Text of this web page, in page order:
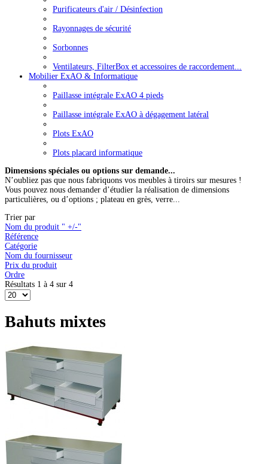
Purificateurs d'air / Désinfection
Rayonnages de sécurité
Sorbonnes
Ventilateurs, FilterBox et accessoires de raccordement...
Mobilier ExAO & Informatique
Paillasse intégrale ExAO 4 pieds
Paillasse intégrale ExAO à dégagement latéral
Plots ExAO
Plots placard informatique
Dimensions spéciales ou options sur demande...
N’oubliez pas que nous fabriquons vos meubles à tiroirs sur mesures !
Vous pouvez nous demander d’étudier la réalisation de dimensions
particulières, ou d’options ; plateau en grès, verre...
Trier par
Nom du produit " +/-"
Référence
Catégorie
Nom du fournisseur
Prix du produit
Ordre
Résultats 1 à 4 sur 4
Bahuts mixtes